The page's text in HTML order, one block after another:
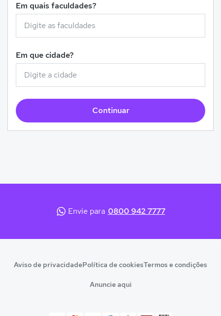
Em quais faculdades?
Em que cidade?
Continuar
Envie para 0800 942 7777
Aviso de privacidadePolítica de cookiesTermos e condições
Anuncie aqui